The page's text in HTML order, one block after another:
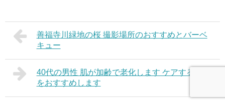
善福寺川緑地の桜 撮影場所のおすすめとバーベ
キュー
40代の男性 肌が加齢で老化します ケアすること
をおすすめします